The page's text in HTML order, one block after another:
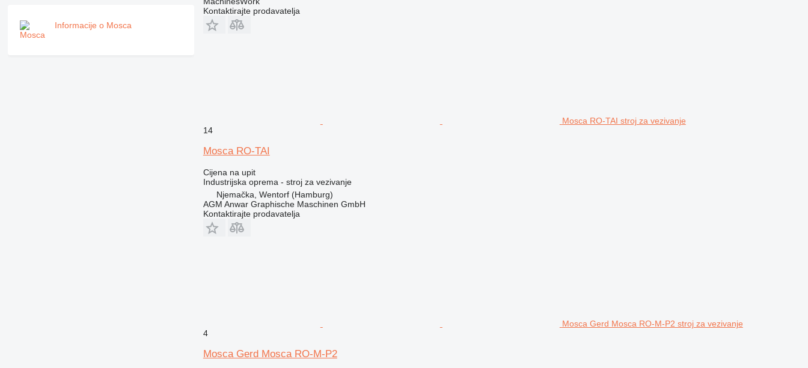
Informacije o Mosca
Kontaktirajte prodavatelja
Mosca RO-TAI stroj za vezivanje
14
Mosca RO-TAI
Cijena na upit
Industrijska oprema - stroj za vezivanje
Njemačka, Wentorf (Hamburg)
AGM Anwar Graphische Maschinen GmbH
Kontaktirajte prodavatelja
Mosca Gerd Mosca RO-M-P2 stroj za vezivanje
4
Mosca Gerd Mosca RO-M-P2